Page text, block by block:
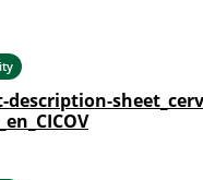
description-